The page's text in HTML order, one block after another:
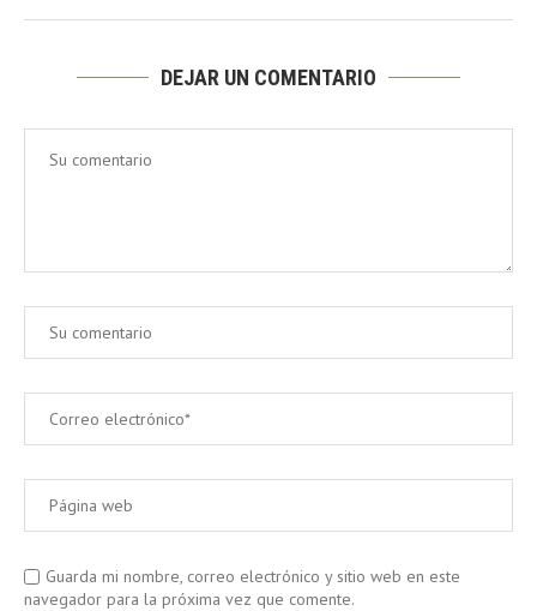
DEJAR UN COMENTARIO
Guarda mi nombre, correo electrónico y sitio web en este
navegador para la próxima vez que comente.